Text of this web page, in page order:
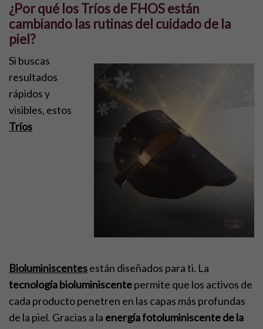
¿Por qué los Tríos de FHOS están
cambiando las rutinas del cuidado de la
piel?
Si buscas
resultados
rápidos y
visibles, estos
Tríos
Bioluminiscentesestán diseñados para ti. La
tecnología bioluminiscentepermite que los activos de
cada producto penetren en las capas más profundas
de la piel. Gracias a la energía fotoluminiscente de la